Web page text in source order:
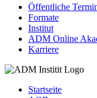
Öffentliche
Formate
Institut
ADM Online
Karriere
Startseite